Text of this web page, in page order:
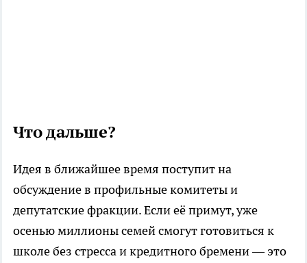
Что дальше?
Идея в ближайшее время поступит на
обсуждение в профильные комитеты и
депутатские фракции. Если её примут, уже
осенью миллионы семей смогут готовиться к
школе без стресса и кредитного бремени — это